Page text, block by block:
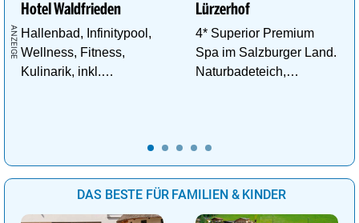
Hotel Waldfrieden
Hallenbad, Infinitypool,
Wellness, Fitness,
Kulinarik, inkl.
Lürzerhof
4* Superior Premium
Spa im Salzburger Land.
Naturbadeteich,
DAS BESTE FÜR FAMILIEN & KINDER